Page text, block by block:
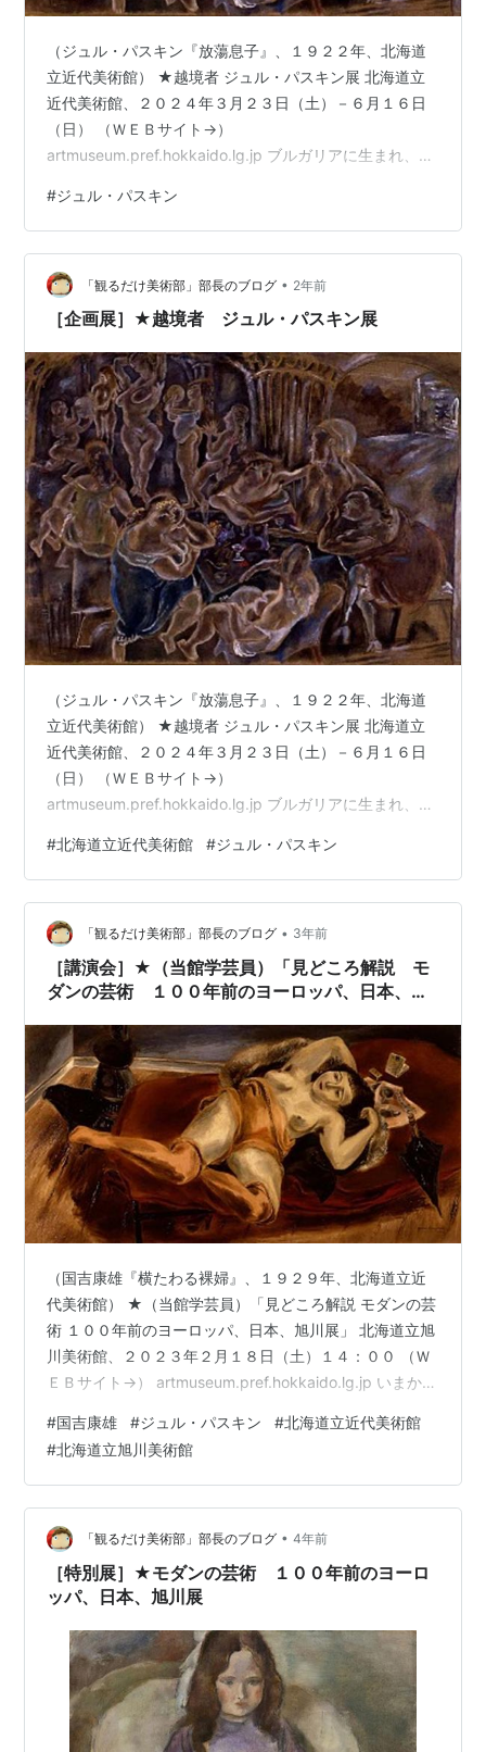
（ジュル・パスキン『放蕩息子』、１９２２年、北海道
立近代美術館） ★越境者 ジュル・パスキン展 北海道立
近代美術館、２０２４年３月２３日（土）－６月１６日
（日） （ＷＥＢサイト→）
artmuseum.pref.hokkaido.lg.jp ブルガリアに生まれ、ル
学び、パリに移住したジュル・パスキン（１８８５年－
１９３０年）。その後アメリカ国籍を取得するなど、ジ
ュル・パスキンは生涯にわたって様ざまな国々を越境し
続けました。異国の地に自由を求め、貧しいものや、は
み出し者への共感をもって描いたエコール・ド・パリの
#ジュル・パスキン
「観るだけ美術部」部長のブログ • 2年前
［企画展］★越境者 ジュル・パスキン展
（ジュル・パスキン『放蕩息子』、１９２２年、北海道
立近代美術館） ★越境者 ジュル・パスキン展 北海道立
近代美術館、２０２４年３月２３日（土）－６月１６日
（日） （ＷＥＢサイト→）
artmuseum.pref.hokkaido.lg.jp ブルガリアに生まれ、ル
学び、パリに移住したジュル・パスキン（１８８５年－
１９３０年）。その後アメリカ国籍を取得するなど、ジ
ュル・パスキンは生涯にわたって様ざまな国々を越境し
続けました。異国の地に自由を求め、貧しいものや、は
み出し者への共感をもって描いたエコール・ド・パリの
作品を、彼の生涯に沿いながらたどりま…
#北海道立近代美術館 #ジュル・パスキン
「観るだけ美術部」部長のブログ • 3年前
［講演会］★（当館学芸員）「見どころ解説 モ
ダンの芸術 １００年前のヨーロッパ、日本、旭
（国吉康雄『横たわる裸婦』、１９２９年、北海道立近
代美術館） ★（当館学芸員）「見どころ解説 モダンの芸
術 １００年前のヨーロッパ、日本、旭川展」 北海道立旭
川美術館、２０２３年２月１８日（土）１４：００ （Ｗ
ＥＢサイト→） artmuseum.pref.hokkaido.lg.jp いまから
狭間というこの時代、芸術の都として人々を惹きつけて
いたパリでは、美術のみならず、音楽、文学、映画、工
芸など、様ざまな芸術が花開きました。このときに活躍
した「エコール・ド・パリ（パリ派）」と呼ばれた画家
たちの多くは、新たな表現を求めパリに集ったフランス
国外か…
#国吉康雄 #ジュル・パスキン #北海道立近代美術館
#北海道立旭川美術館
「観るだけ美術部」部長のブログ • 4年前
［特別展］★モダンの芸術 １００年前のヨーロ
ッパ、日本、旭川展